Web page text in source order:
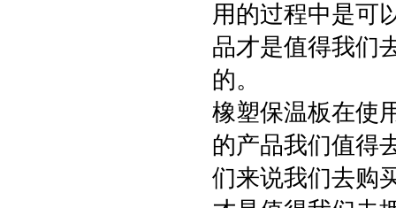
用的过程中是可
品才是值得我们
的。
橡塑保温板在使
的产品我们值得
们来说我们去购